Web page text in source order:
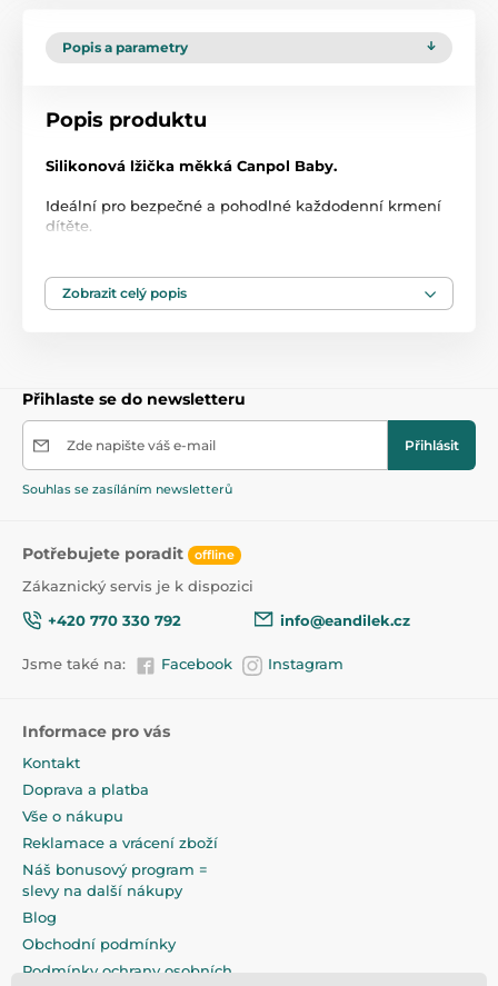
Popis a parametry
Popis produktu
Silikonová lžička měkká Canpol Baby.
Ideální pro bezpečné a pohodlné každodenní krmení
dítěte.
Neobsahuje Bisfenol A.
Zobrazit celý popis
Přihlaste se do newsletteru
Zde napište váš e-mail Přihlásit
Souhlas se zasíláním newsletterů
Potřebujete poradit offline
Zákaznický servis je k dispozici
+420 770 330 792
info@eandilek.cz
Jsme také na: Facebook Instagram
Informace pro vás
Kontakt
Doprava a platba
Vše o nákupu
Reklamace a vrácení zboží
Náš bonusový program =
slevy na další nákupy
Blog
Obchodní podmínky
Podmínky ochrany osobních